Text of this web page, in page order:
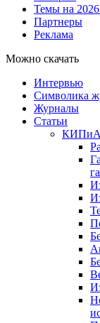
Темы на 2026
Партнеры
Реклама
Можно скачать
Интервью
Символика
Журналы
Статьи
КИПиА